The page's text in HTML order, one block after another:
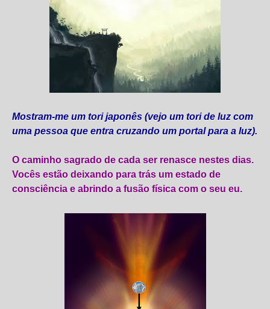
Mostram-me um tori japonês (vejo um tori de luz com
uma pessoa que entra cruzando um portal para a luz).
O caminho sagrado de cada ser renasce nestes dias.
Vocês estão deixando para trás um estado de
consciência e abrindo a fusão física com o seu eu.